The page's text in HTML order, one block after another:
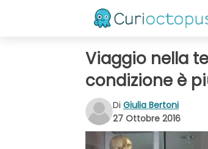
Viaggio nella
condizione è
Di Giulia Bertoni
27 Ottobre 2016